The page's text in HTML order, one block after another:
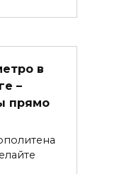
в
–
прямо